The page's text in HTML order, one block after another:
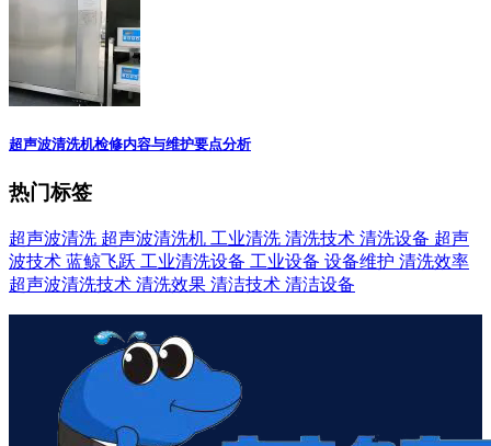
超声波清洗机检修内容与维护要点分析
热门标签
超声波清洗 超声波清洗机 工业清洗 清洗技术 清洗设备 超声
波技术 蓝鲸飞跃 工业清洗设备 工业设备 设备维护 清洗效率
超声波清洗技术 清洗效果 清洁技术 清洁设备